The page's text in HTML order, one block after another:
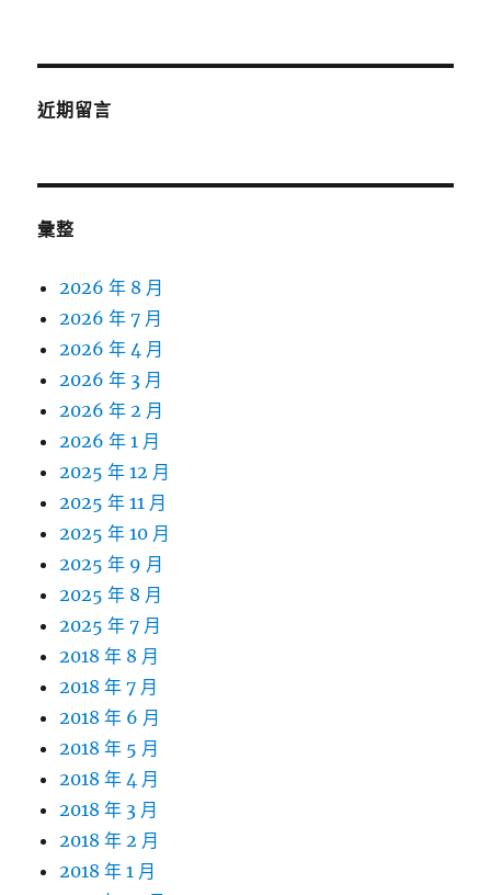
近期留言
彙整
2026 年 8 月
2026 年 7 月
2026 年 4 月
2026 年 3 月
2026 年 2 月
2026 年 1 月
2025 年 12 月
2025 年 11 月
2025 年 10 月
2025 年 9 月
2025 年 8 月
2025 年 7 月
2018 年 8 月
2018 年 7 月
2018 年 6 月
2018 年 5 月
2018 年 4 月
2018 年 3 月
2018 年 2 月
2018 年 1 月